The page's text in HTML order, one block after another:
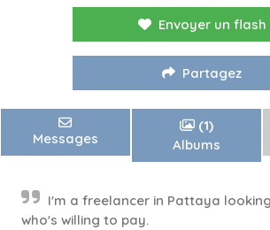
Envoyer un flash
Partagez
Messages
(1)
Albums
I'm a freelancer in Pattaya
who's willing to pay.